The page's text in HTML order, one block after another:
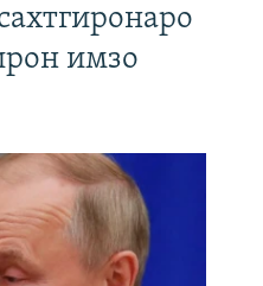
имзо